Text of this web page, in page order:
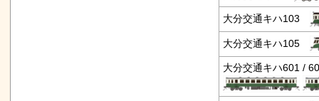
大分交通キハ103
大分交通キハ105
大分交通キハ601 /